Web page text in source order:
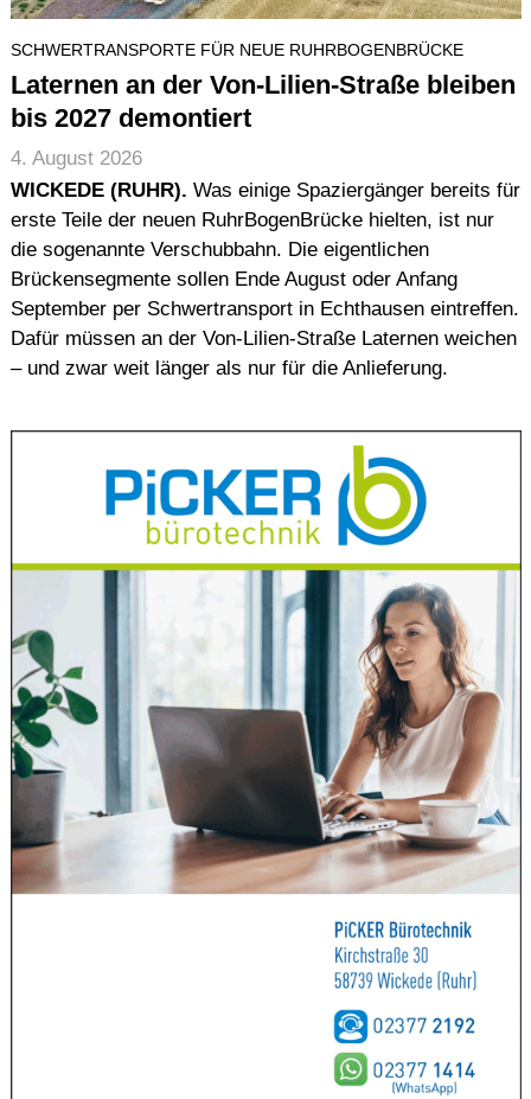
SCHWERTRANSPORTE FÜR NEUE RUHRBOGENBRÜCKE
Laternen an der Von-Lilien-Straße bleiben
bis 2027 demontiert
4. August 2026
WICKEDE (RUHR). Was einige Spaziergänger bereits für
erste Teile der neuen RuhrBogenBrücke hielten, ist nur
die sogenannte Verschubbahn. Die eigentlichen
Brückensegmente sollen Ende August oder Anfang
September per Schwertransport in Echthausen eintreffen.
Dafür müssen an der Von-Lilien-Straße Laternen weichen
– und zwar weit länger als nur für die Anlieferung.